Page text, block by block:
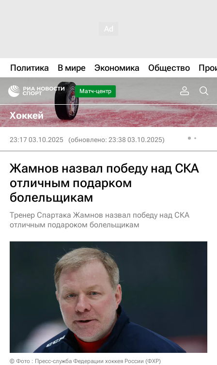
Политика В мире Экономика Общество
Матч-центр
Хоккей
23:17 03.10.2025 (обновлено: 23:38 03.10.2025)
Жамнов назвал победу над СКА
отличным подарком
болельщикам
Тренер Спартака Жамнов назвал победу над СКА
отличным подароком болельщикам
© Фото : Пресс-служба Федерации хоккея России (ФХР)